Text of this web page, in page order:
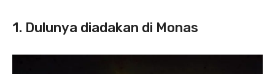
1. Dulunya diadakan di Monas